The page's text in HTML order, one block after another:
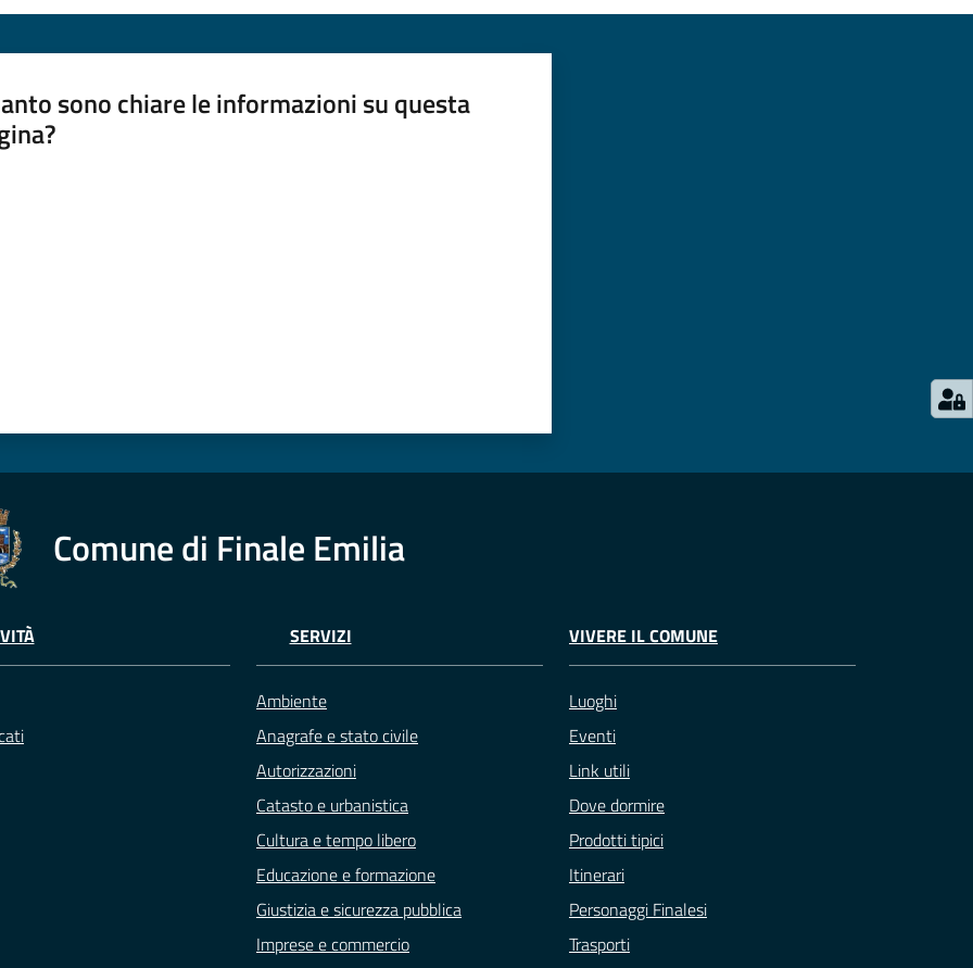
sono chiare le informazioni su questa
Comune di Finale Emilia
SERVIZI
Ambiente
Anagrafe e stato civile
Autorizzazioni
Catasto e urbanistica
Cultura e tempo libero
Educazione e formazione
Giustizia e sicurezza pubblica
Imprese e commercio
VIVERE IL COMUNE
Luoghi
Eventi
Link utili
Dove dormire
Prodotti tipici
Itinerari
Personaggi Finalesi
Trasporti